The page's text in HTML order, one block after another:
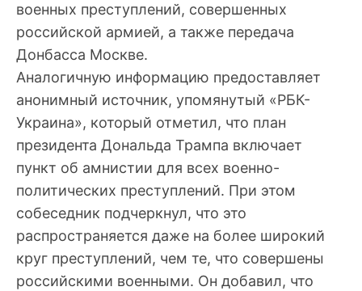
военных преступлений, совершенных
российской армией, а также передача
Донбасса Москве.
Аналогичную информацию предоставляет
анонимный источник, упомянутый «РБК-
Украина», который отметил, что план
президента Дональда Трампа включает
пункт об амнистии для всех военно-
политических преступлений. При этом
собеседник подчеркнул, что это
распространяется даже на более широкий
круг преступлений, чем те, что совершены
российскими военными. Он добавил, что